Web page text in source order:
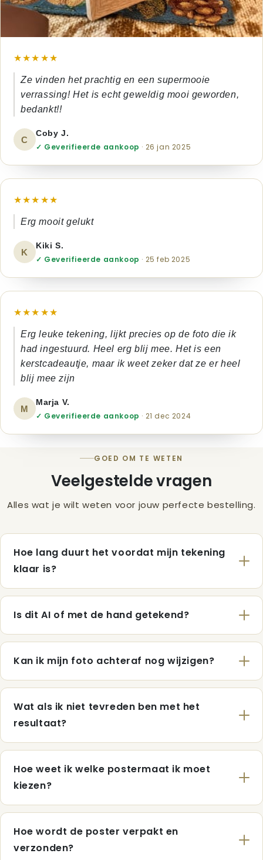
★★★★★
Ze vinden het prachtig en een supermooie
verrassing! Het is echt geweldig mooi geworden,
bedankt!!
C
Coby J.
✓ Geverifieerde aankoop · 26 jan 2025
★★★★★
Erg mooit gelukt
K
Kiki S.
✓ Geverifieerde aankoop · 25 feb 2025
★★★★★
Erg leuke tekening, lijkt precies op de foto die ik
had ingestuurd. Heel erg blij mee. Het is een
kerstcadeautje, maar ik weet zeker dat ze er heel
blij mee zijn
M
Marja V.
✓ Geverifieerde aankoop · 21 dec 2024
GOED OM TE WETEN
Veelgestelde vragen
Alles wat je wilt weten voor jouw perfecte bestelling.
Hoe lang duurt het voordat mijn tekening
klaar is?
Is dit AI of met de hand getekend?
Kan ik mijn foto achteraf nog wijzigen?
Wat als ik niet tevreden ben met het
resultaat?
Hoe weet ik welke postermaat ik moet
kiezen?
Hoe wordt de poster verpakt en
verzonden?